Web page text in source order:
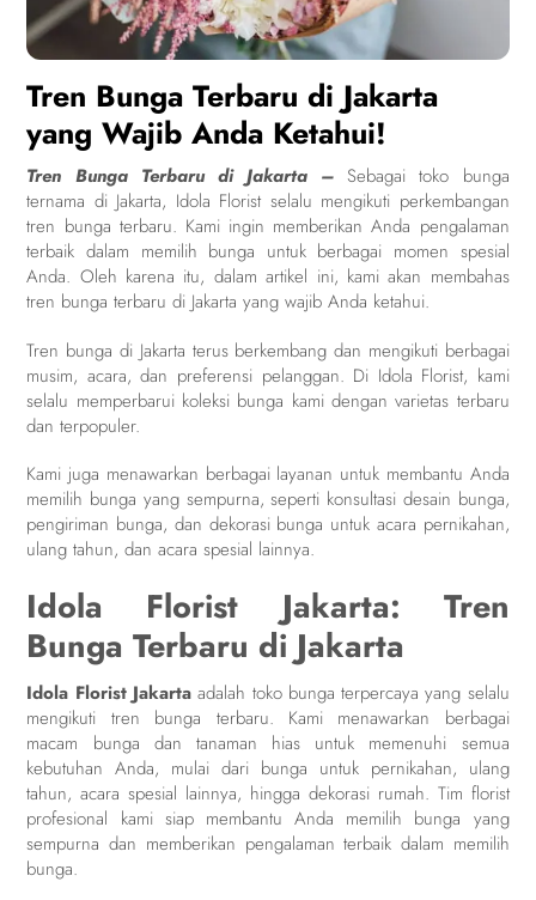
Tren Bunga Terbaru di Jakarta
yang Wajib Anda Ketahui!
Tren Bunga Terbaru di Jakarta –Sebagai toko bunga
ternama di Jakarta, Idola Florist selalu mengikuti perkembangan
tren bunga terbaru. Kami ingin memberikan Anda pengalaman
terbaik dalam memilih bunga untuk berbagai momen spesial
Anda. Oleh karena itu, dalam artikel ini, kami akan membahas
tren bunga terbaru di Jakarta yang wajib Anda ketahui.
Tren bunga di Jakarta terus berkembang dan mengikuti berbagai
musim, acara, dan preferensi pelanggan. Di Idola Florist, kami
selalu memperbarui koleksi bunga kami dengan varietas terbaru
dan terpopuler.
Kami juga menawarkan berbagai layanan untuk membantu Anda
memilih bunga yang sempurna, seperti konsultasi desain bunga,
pengiriman bunga, dan dekorasi bunga untuk acara pernikahan,
ulang tahun, dan acara spesial lainnya.
Idola Florist Jakarta: Tren
Bunga Terbaru di Jakarta
Idola Florist Jakartaadalah toko bunga terpercaya yang selalu
mengikuti tren bunga terbaru. Kami menawarkan berbagai
macam bunga dan tanaman hias untuk memenuhi semua
kebutuhan Anda, mulai dari bunga untuk pernikahan, ulang
tahun, acara spesial lainnya, hingga dekorasi rumah. Tim florist
profesional kami siap membantu Anda memilih bunga yang
sempurna dan memberikan pengalaman terbaik dalam memilih
bunga.